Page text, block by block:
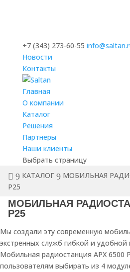
+7 (343) 273-60-55
Новости
Контакты
Главная
О компании
Каталог
Решения
Партнеры
Наши клиенты
Выбрать страницу
КАТАЛОГ
МОБИЛЬНАЯ
P25
МОБИЛЬНАЯ
P25
Мы создали эту современную
экстренных служб гибкой и удобной
Мобильная радиостанция APX 6500
пользователям выбирать из 4